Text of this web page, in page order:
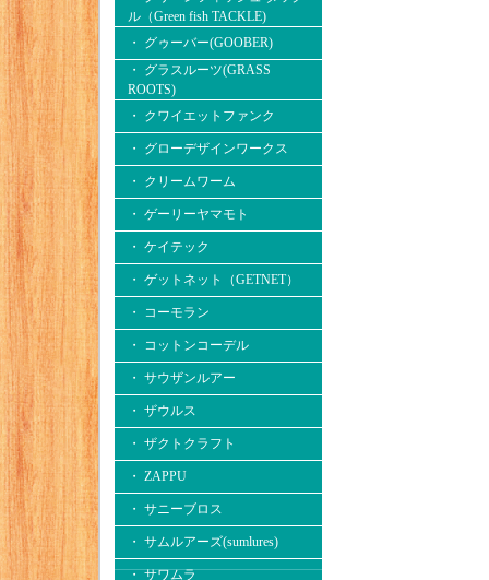
ル（Green fish TACKLE)
・ グゥーバー(GOOBER)
・ グラスルーツ(GRASS
ROOTS)
・ クワイエットファンク
・ グローデザインワークス
・ クリームワーム
・ ゲーリーヤマモト
・ ケイテック
・ ゲットネット（GETNET）
・ コーモラン
・ コットンコーデル
・ サウザンルアー
・ ザウルス
・ ザクトクラフト
・ ZAPPU
・ サニーブロス
・ サムルアーズ(sumlures)
・ サワムラ